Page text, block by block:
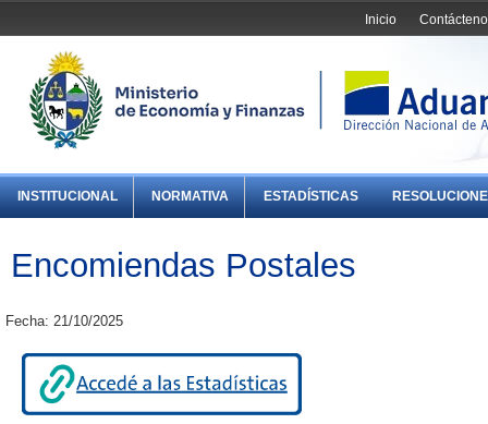
Inicio
INSTITUCIONAL NORMATIVA ESTADÍSTICAS
Encomiendas Postales
Fecha: 21/10/2025